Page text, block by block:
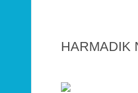
HARMADIK